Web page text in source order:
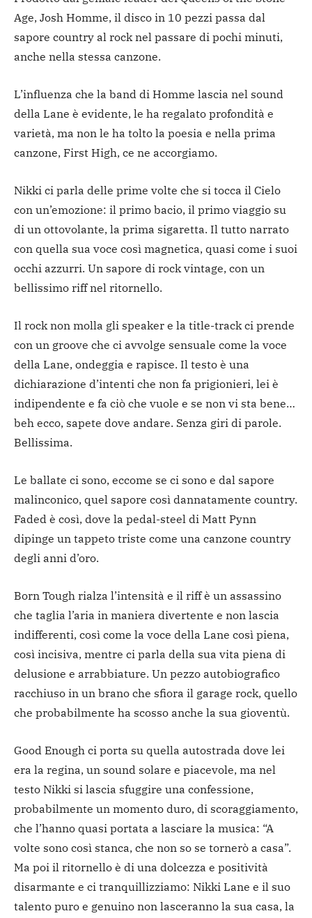
Age, Josh Homme, il disco in 10 pezzi passa dal
sapore country al rock nel passare di pochi minuti,
anche nella stessa canzone.
L’influenza che la band di Homme lascia nel sound
della Lane è evidente, le ha regalato profondità e
varietà, ma non le ha tolto la poesia e nella prima
canzone, First High, ce ne accorgiamo.
Nikki ci parla delle prime volte che si tocca il Cielo
con un’emozione: il primo bacio, il primo viaggio su
di un ottovolante, la prima sigaretta. Il tutto narrato
con quella sua voce così magnetica, quasi come i suoi
occhi azzurri. Un sapore di rock vintage, con un
bellissimo riff nel ritornello.
Il rock non molla gli speaker e la title-track ci prende
con un groove che ci avvolge sensuale come la voce
della Lane, ondeggia e rapisce. Il testo è una
dichiarazione d’intenti che non fa prigionieri, lei è
indipendente e fa ciò che vuole e se non vi sta bene…
beh ecco, sapete dove andare. Senza giri di parole.
Bellissima.
Le ballate ci sono, eccome se ci sono e dal sapore
malinconico, quel sapore così dannatamente country.
Faded è così, dove la pedal-steel di Matt Pynn
dipinge un tappeto triste come una canzone country
degli anni d’oro.
Born Tough rialza l’intensità e il riff è un assassino
che taglia l’aria in maniera divertente e non lascia
indifferenti, così come la voce della Lane così piena,
così incisiva, mentre ci parla della sua vita piena di
delusione e arrabbiature. Un pezzo autobiografico
racchiuso in un brano che sfiora il garage rock, quello
che probabilmente ha scosso anche la sua gioventù.
Good Enough ci porta su quella autostrada dove lei
era la regina, un sound solare e piacevole, ma nel
testo Nikki si lascia sfuggire una confessione,
probabilmente un momento duro, di scoraggiamento,
che l’hanno quasi portata a lasciare la musica: “A
volte sono così stanca, che non so se tornerò a casa”.
Ma poi il ritornello è di una dolcezza e positività
disarmante e ci tranquillizziamo: Nikki Lane e il suo
talento puro e genuino non lasceranno la sua casa, la